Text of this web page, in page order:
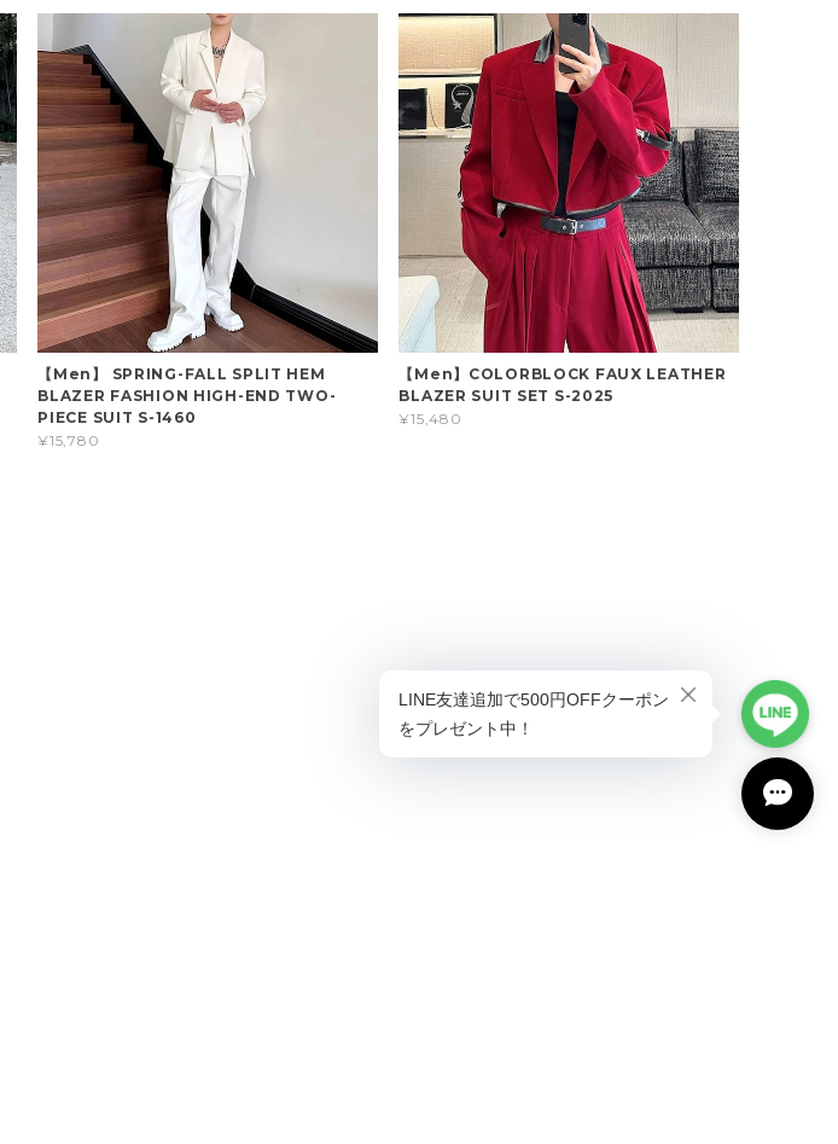
【Men】 SPRING-FALL SPLIT HEM
BLAZER FASHION HIGH-END TWO-
PIECE SUIT S-1460
¥15,780
【Men】COLORBLOCK FAUX LEATHER
BLAZER SUIT SET S-2025
¥15,480